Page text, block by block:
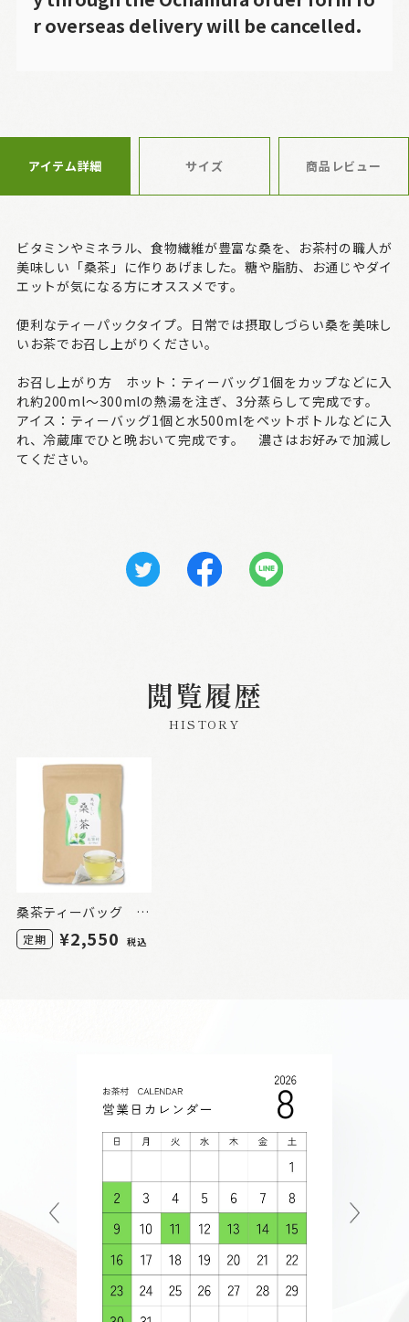
r overseas delivery will be cancelled.
アイテム詳細 サイズ 商品レビュー
ビタミンやミネラル、食物繊維が豊富な桑を、お茶村の職人が
美味しい「桑茶」に作りあげました。糖や脂肪、お通じやダイ
エットが気になる方にオススメです。
便利なティーパックタイプ。日常では摂取しづらい桑を美味し
いお茶でお召し上がりください。
お召し上がり方 ホット：ティーバッグ1個をカップなどに入
れ約200ml～300mlの熱湯を注ぎ、3分蒸らして完成です。
アイス：ティーバッグ1個と水500mlをペットボトルなどに入
れ、冷蔵庫でひと晩おいて完成です。 濃さはお好みで加減し
てください。
閲覧履歴
HISTORY
桑茶ティーバッグ 60包（定期）
定期 ¥2,550 税込